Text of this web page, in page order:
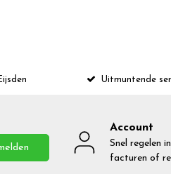
Uitmuntende
Account
Snel regelen
facturen of